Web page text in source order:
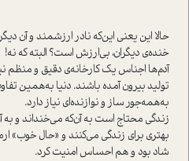
حالا این یعنی این‌که نادر ارزشمند و آن
خنده‌ی دیگران، بی‌ارزش ا‌ست؟ البته که نه!
آدم‌ها اجناس یک کارخانه‌ی دقیق و منظم
تولید بیرون آمده باشند. دنیا به‌همین
به‌همه‌جور ساز و نوازنده‌ای نیاز دارد.
زندگی محتاج ا‌ست به آن‌که می‌خنداند و به
بهتری برای زندگی می‌کنند و «حال خوب»
شاد بود و هم احساس امنیت کرد.